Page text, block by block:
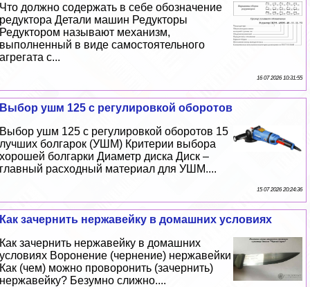
Что должно содержать в себе обозначение
редуктора Детали машин Редукторы
Редуктором называют механизм,
выполненный в виде самостоятельного
агрегата с...
16 07 2026 10:31:55
Выбор ушм 125 с регулировкой оборотов
Выбор ушм 125 с регулировкой оборотов 15
лучших болгарок (УШМ) Критерии выбора
хорошей болгарки Диаметр диска Диск –
главный расходный материал для УШМ....
15 07 2026 20:24:36
Как зачернить нержавейку в домашних условиях
Как зачернить нержавейку в домашних
условиях Воронение (чернение) нержавейки
Как (чем) можно проворонить (зачернить)
нержавейку? Безумно слижно....